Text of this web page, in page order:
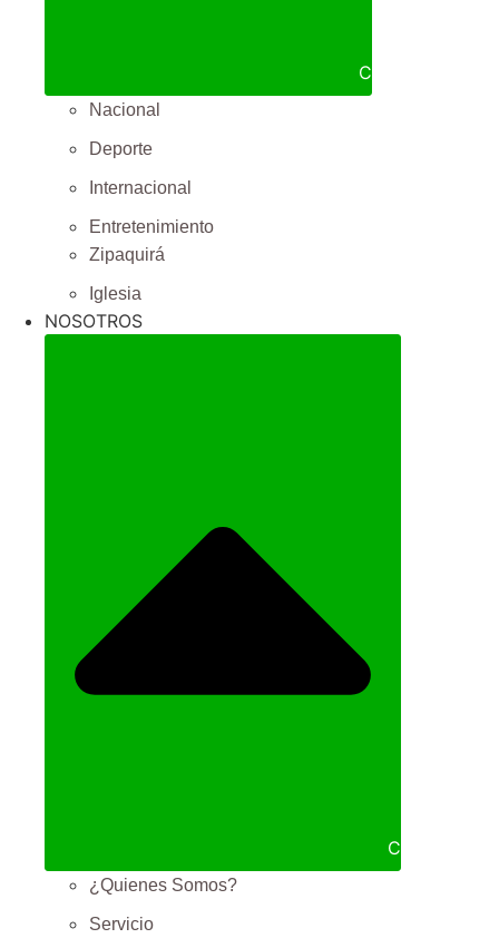
Cerrar
Nacional
Deporte
Internacional
Entretenimiento
Zipaquirá
Iglesia
NOSOTROS
Cerrar
¿Quienes Somos?
Servicio